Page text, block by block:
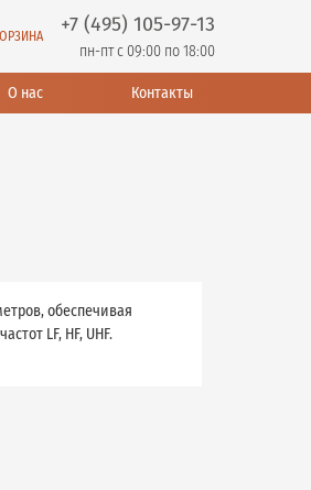
+7 (495) 105-97-13
пн-пт с 09:00 по 18:00
О нас Контакты
обеспечивая
LF, HF, UHF.